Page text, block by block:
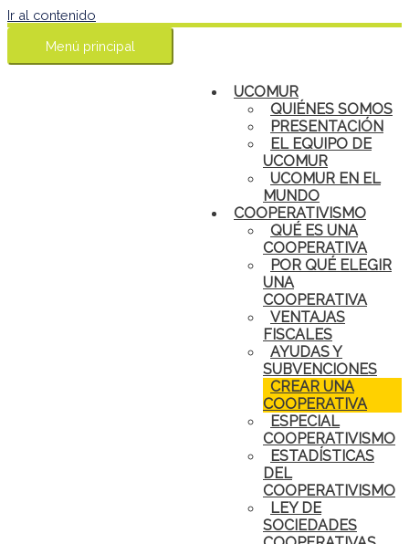
Ir al contenido
Menú principal
UCOMUR
QUIÉNES SOMOS
PRESENTACIÓN
EL EQUIPO DE
UCOMUR
UCOMUR EN EL
MUNDO
COOPERATIVISMO
QUÉ ES UNA
COOPERATIVA
POR QUÉ ELEGIR
UNA
COOPERATIVA
VENTAJAS
FISCALES
AYUDAS Y
SUBVENCIONES
CREAR UNA
COOPERATIVA
ESPECIAL
COOPERATIVISMO
ESTADÍSTICAS
DEL
COOPERATIVISMO
LEY DE
SOCIEDADES